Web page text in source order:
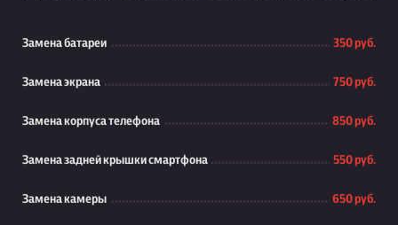
Замена батареи 350 руб.
Замена экрана 750 руб.
Замена корпуса телефона 850 руб.
Замена задней крышки смартфона 550 руб.
Замена камеры 650 руб.